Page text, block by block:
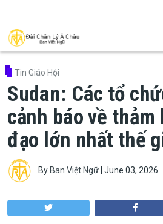
Tin Giáo Hội
Sudan: Các tổ
cảnh báo về thảm
đạo lớn nhất thế
By Ban Việt Ngữ| June 03, 2026